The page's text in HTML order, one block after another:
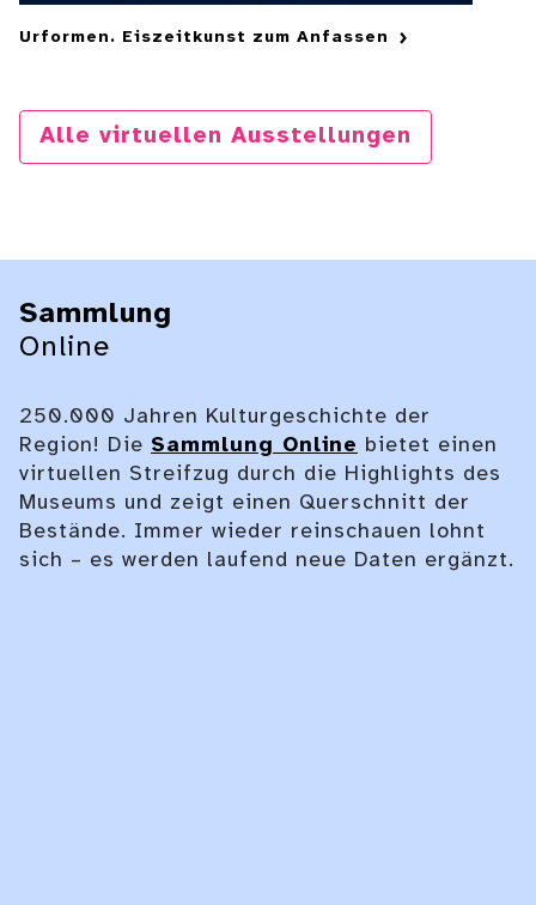
Urformen. Eiszeitkunst zum Anfassen
Alle virtuellen Ausstellungen
Sammlung
Online
250.000 Jahren Kulturgeschichte der
Region! Die Sammlung Online bietet einen
virtuellen Streifzug durch die Highlights des
Museums und zeigt einen Querschnitt der
Bestände. Immer wieder reinschauen lohnt
sich – es werden laufend neue Daten ergänzt.